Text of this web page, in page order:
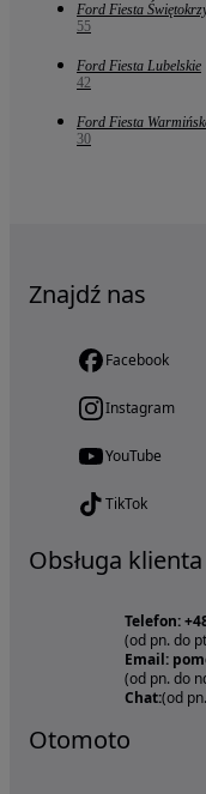
Ford Fiesta
55
Ford Fiesta Lubelskie
42
Ford Fiesta
30
Znajdź nas
Facebook
Instagram
YouTube
TikTok
Obsługa klienta
Telefon:
(od pn. do
Email:
(od pn. do
Chat:(od
Otomoto